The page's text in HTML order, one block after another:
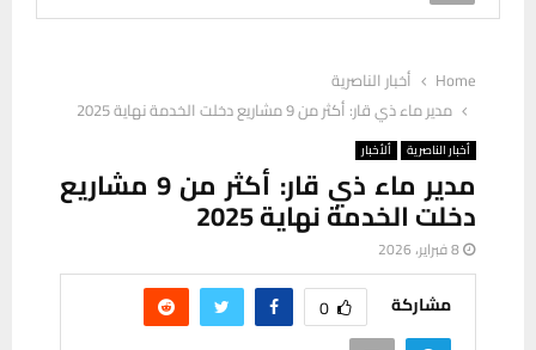
Home
أخبار الناصرية
مدير ماء ذي قار: أكثر من 9 مشاريع دخلت الخدمة نهاية 2025
أخبار الناصرية ألأخبار
مدير ماء ذي قار: أكثر من 9 مشاريع
دخلت الخدمة نهاية 2025
8 فبراير، 2026
مشاركة 0